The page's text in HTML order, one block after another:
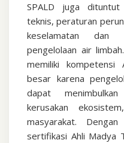
SPALD juga
teknis, peraturan
keselamatan dan
pengelolaan air
memiliki kompetensi
besar karena
dapat
kerusakan
masyarakat.
sertifikasi Ahli Madya